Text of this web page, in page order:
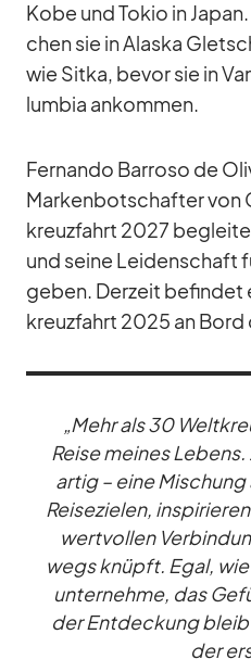
Kobe und To­kio in
chen sie in Alaska
wie Sitka, be­vor sie in
lum­bia an­kom­men.
Fer­nando Bar­roso de
Mar­ken­bot­schaf­ter von
kreuz­fahrt 2027
und seine Lei­den­schaft
ge­ben. Der­zeit be­fin­det
kreuz­fahrt 2025 an
„Mehr als 30
Reise mei­nes
ar­tig – eine
Rei­se­zie­len,
wert­vol­len
wegs knüpft. Egal,
un­ter­nehme, das
der Ent­de­ckung
der